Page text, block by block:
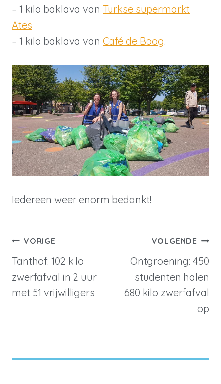
– 1 kilo baklava van Turkse supermarkt
Ates
– 1 kilo baklava van Café de Boog.
Iedereen weer enorm bedankt!
Berichtnavigatie
VORIGE
Tanthof: 102 kilo
zwerfafval in 2 uur
met 51 vrijwilligers
VOLGENDE
Ontgroening: 450
studenten halen
680 kilo zwerfafval
op